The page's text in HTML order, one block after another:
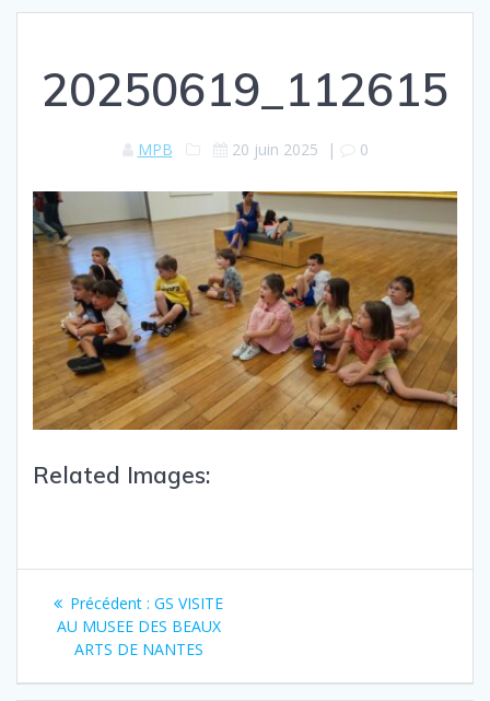
20250619_112615
MPB 20 juin 2025 | 0
Related Images:
Précédent : GS VISITE
AU MUSEE DES BEAUX
ARTS DE NANTES